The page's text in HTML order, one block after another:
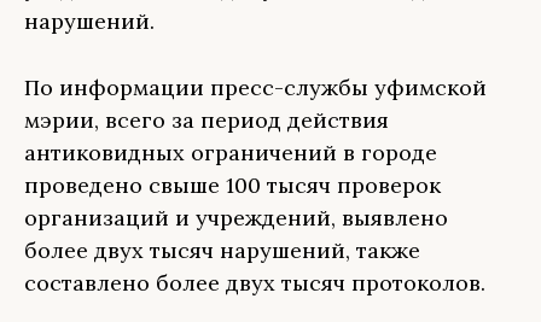
нарушений.
По информации пресс-службы уфимской
мэрии, всего за период действия
антиковидных ограничений в городе
проведено свыше 100 тысяч проверок
организаций и учреждений, выявлено
более двух тысяч нарушений, также
составлено более двух тысяч протоколов.